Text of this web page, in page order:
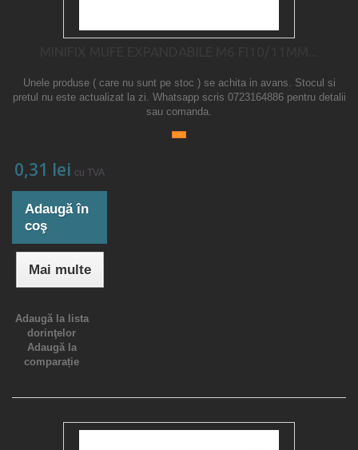
Unele produse ( care nu sunt pe stoc ) se achita in avans. Stocul si
pretul nu este actualizat la zi. Whatsapp scris 0723164886 pentru detalii
sau comanda.
0,31 lei cu TVA
Adaugă în
coş
Mai multe
Adaugă la lista
dorinţelor
Adaugă la
comparație